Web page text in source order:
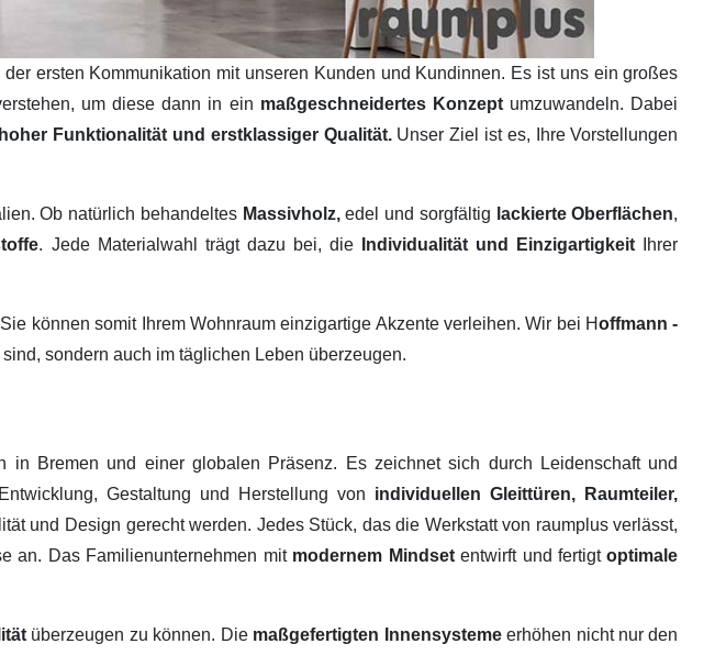
der ersten Kommunikation mit unseren Kunden und Kundinnen. Es ist uns ein großes
um diese dann in ein maßgeschneidertes Konzept umzuwandeln. Dabei
Funktionalität und erstklassiger Qualität.Unser Ziel ist es, Ihre Vorstellungen
Ob natürlich behandeltes Massivholz,edel und sorgfältig lackierte Oberflächen,
. Jede Materialwahl trägt dazu bei, die Individualität und Einzigartigkeit
Ihrer
können somit Ihrem Wohnraum einzigartige Akzente verleihen. Wir bei Hoffmann -
sondern auch im täglichen Leben überzeugen.
in Bremen und einer globalen Präsenz. Es zeichnet sich durch Leidenschaft und
Gestaltung und Herstellung von individuellen Gleittüren, Raumteiler,
und Design gerecht werden. Jedes Stück, das die Werkstatt von raumplus verlässt,
an. Das Familienunternehmen mit modernem Mindsetentwirft und fertigtoptimale
überzeugen zu können. Die maßgefertigten Innensystemeerhöhen nicht nur den